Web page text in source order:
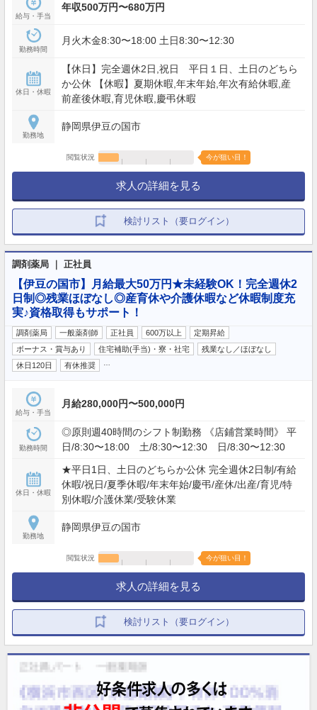
給与・手当
年収500万円〜680万円
勤務時間
月火木金8:30〜18:00 土日8:30〜12:30
休日・休暇
【休日】完全週休2日,祝日 平日１日、土日のどちら
か公休 【休暇】夏期休暇,年末年始,年次有給休暇,産
前産後休暇,育児休暇,慶弔休暇
勤務地
静岡県伊豆の国市
閲覧状況 今が狙い目！
求人の詳細を見る
検討リスト（要ログイン）
調剤薬局 ｜ 正社員
【伊豆の国市】月給最大50万円★未経験OK！完全週休2
日制◎残業ほぼなし◎産育休や介護休暇など休暇制度充
実♪資格取得もサポート！
調剤薬局 一般薬剤師 正社員 600万以上
定期昇給
ボーナス・賞与あり
住宅補助(手当)・寮・社宅
残業なし／ほぼなし
休日120日
有休推奨
給与・手当
月給280,000円〜500,000円
勤務時間
◎原則週40時間のシフト制勤務 《店鋪営業時間》 平
日/8:30〜18:00 土/8:30〜12:30 日/8:30〜12:30
休日・休暇
★平日1日、土日のどちらか公休 完全週休2日制/有給
休暇/祝日/夏季休暇/年末年始/慶弔/産休/出産/育児/特
別休暇/介護休業/受験休業
勤務地
静岡県伊豆の国市
閲覧状況 今が狙い目！
求人の詳細を見る
検討リスト（要ログイン）